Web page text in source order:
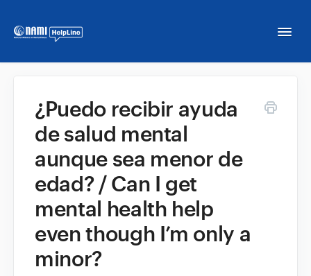
NAMI HelpLine
NAMI HelpLine En Español
Contact
¿Puedo recibir ayuda
de salud mental
aunque sea menor de
edad? / Can I get
mental health help
even though I’m only a
minor?